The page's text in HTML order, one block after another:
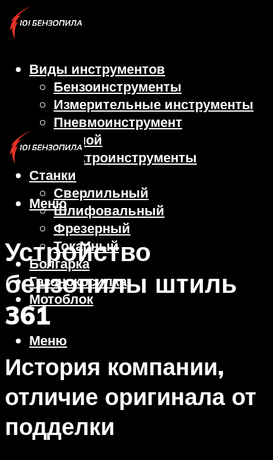
Виды инструментов
Бензоинструменты
Измерительные инструменты
Пневмоинструмент
Ручной
Электроинструменты
Станки
Сверлильный
Шлифовальный
Фрезерный
Токарный
Болгарка
Газонокосилка
Мотоблок
Меню
Меню
Устройство
бензопилы штиль
361
История компании,
отличие оригинала от
подделки